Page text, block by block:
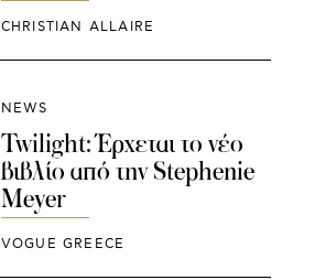
CHRISTIAN ALLAIRE
NEWS
Twilight: Έρχεται τo νέο
βιβλίο από την Stephenie
Meyer
VOGUE GREECE